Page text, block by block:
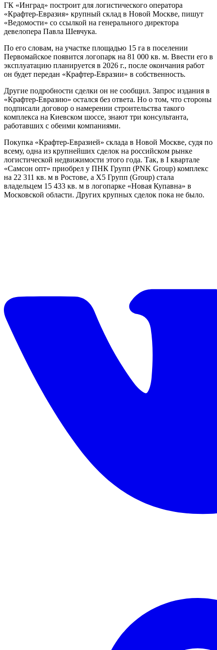
ГК «Инград» построит для логистического оператора
«Крафтер-Евразия» крупный склад в Новой Москве, пишут
«Ведомости» со ссылкой на генерального директора
девелопера Павла Шевчука.
По его словам, на участке площадью 15 га в поселении
Первомайское появится логопарк на 81 000 кв. м. Ввести его в
эксплуатацию планируется в 2026 г., после окончания работ
он будет передан «Крафтер-Евразии» в собственность.
Другие подробности сделки он не сообщил. Запрос издания в
«Крафтер-Евразию» остался без ответа. Но о том, что стороны
подписали договор о намерении строительства такого
комплекса на Киевском шоссе, знают три консультанта,
работавших с обеими компаниями.
Покупка «Крафтер-Евразией» склада в Новой Москве, судя по
всему, одна из крупнейших сделок на российском рынке
логистической недвижимости этого года. Так, в I квартале
«Самсон опт» приобрел у ПНК Групп (PNK Group) комплекс
на 22 311 кв. м в Ростове, а Х5 Групп (Group) стала
владельцем 15 433 кв. м в логопарке «Новая Купавна» в
Московской области. Других крупных сделок пока не было.